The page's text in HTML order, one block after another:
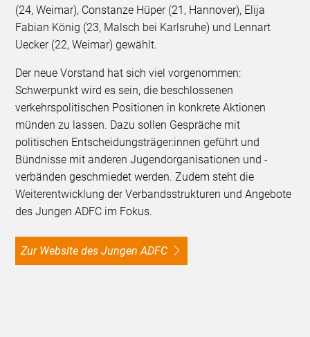
(24, Weimar), Constanze Hüper (21, Hannover), Elija
Fabian König (23, Malsch bei Karlsruhe) und Lennart
Uecker (22, Weimar) gewählt.
Der neue Vorstand hat sich viel vorgenommen:
Schwerpunkt wird es sein, die beschlossenen
verkehrspolitischen Positionen in konkrete Aktionen
münden zu lassen. Dazu sollen Gespräche mit
politischen Entscheidungsträger:innen geführt und
Bündnisse mit anderen Jugendorganisationen und -
verbänden geschmiedet werden. Zudem steht die
Weiterentwicklung der Verbandsstrukturen und Angebote
des Jungen ADFC im Fokus.
Zur Website des Jungen ADFC